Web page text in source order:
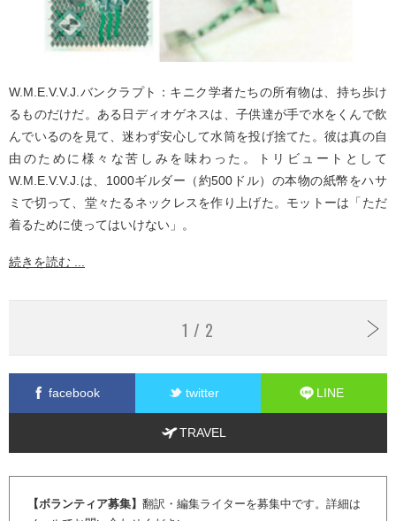
W.M.E.V.V.J.バンクラプト：キニク学者たちの所有物は、持ち歩け
るものだけだ。ある日ディオゲネスは、子供達が手で水をくんで飲
んでいるのを見て、迷わず安心して水筒を投げ捨てた。彼は真の自
由のために様々な苦しみを味わった。トリビュートとして
W.M.E.V.V.J.は、1000ギルダー（約500ドル）の本物の紙幣をハサ
ミで切って、堂々たるネックレスを作り上げた。モットーは「ただ
着るために使ってはいけない」。
続きを読む ...
1 / 2
facebook twitter LINE
TRAVEL
【ボランティア募集】 翻訳・編集ライターを募集中です。詳細は